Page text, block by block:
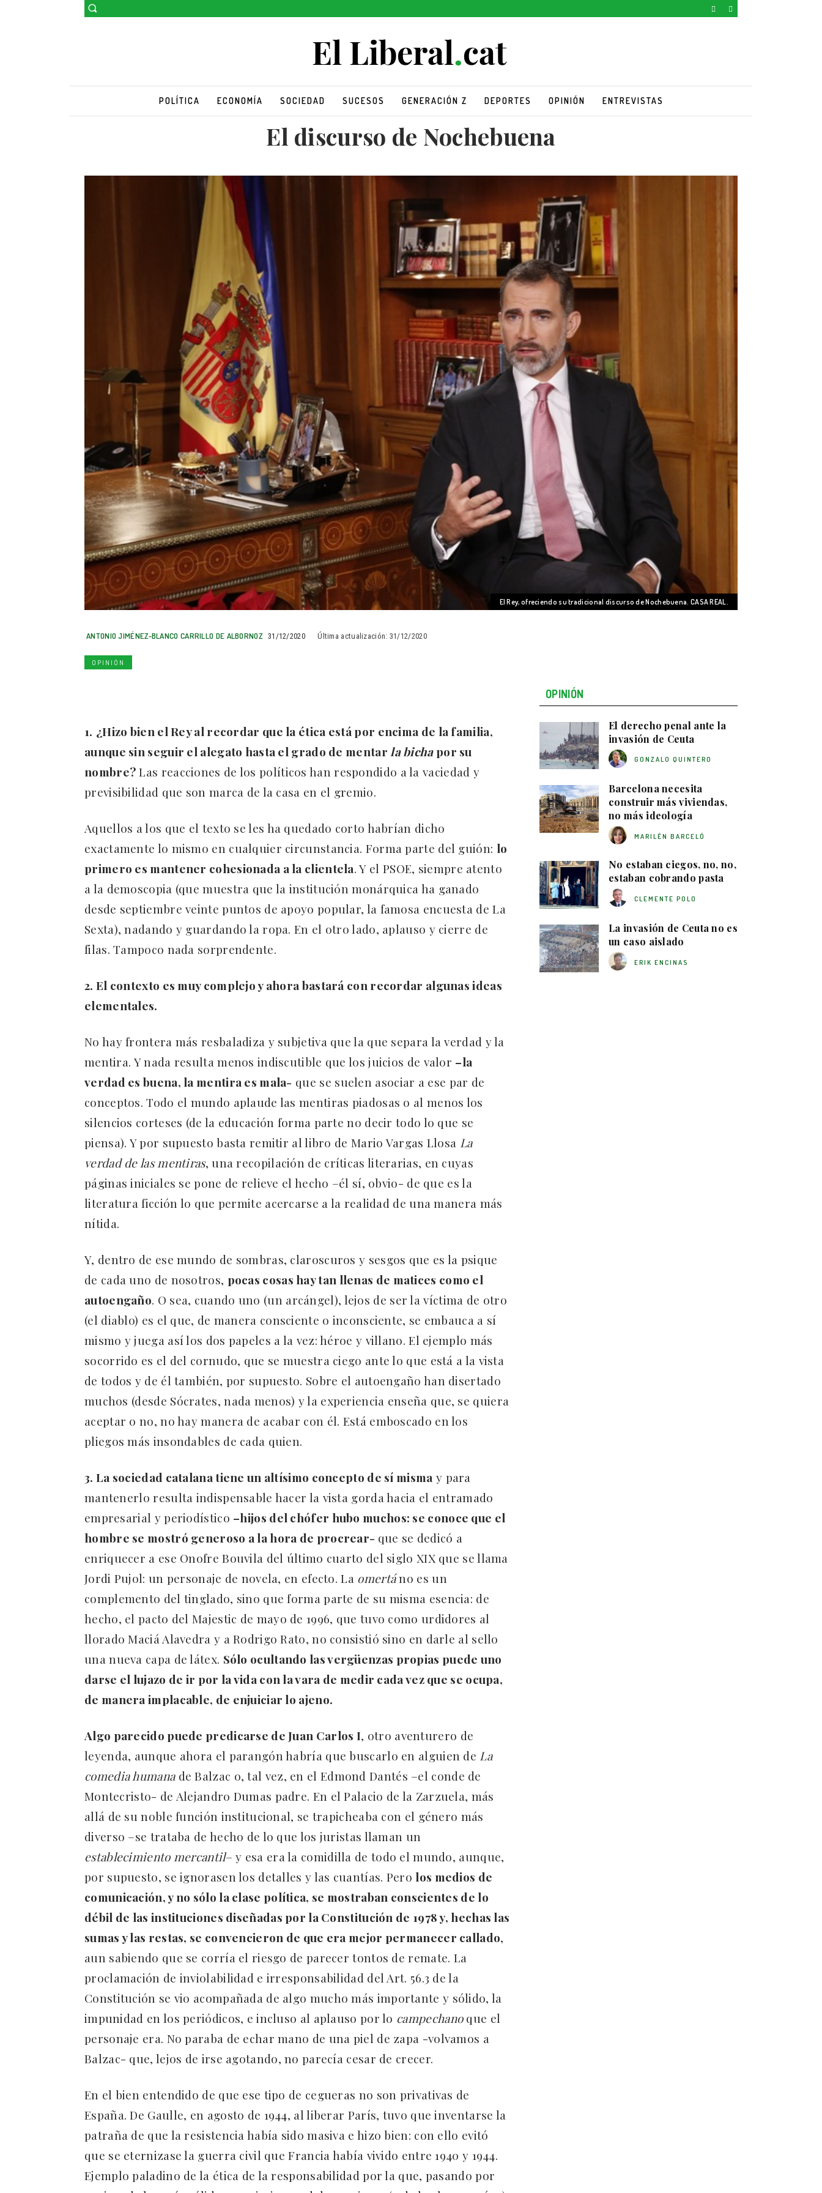
POLÍTICA ECONOMÍA SOCIEDAD SUCESOS GENERACIÓN Z DEPORTES OPINIÓN ENTREVISTAS
El discurso de Nochebuena
El Rey, ofreciendo su tradicional discurso de Nochebuena. CASA REAL.
ANTONIO JIMÉNEZ-BLANCO CARRILLO DE ALBORNOZ 31/12/2020 Última actualización: 31/12/2020
OPINIÓN
1. ¿Hizo bien el Rey al recordar que la ética está por encima de la familia,
aunque sin seguir el alegato hasta el grado de mentar la bichapor su
nombre?Las reacciones de los políticos han respondido a la vaciedad y
previsibilidad que son marca de la casa en el gremio.
Aquellos a los que el texto se les ha quedado corto habrían dicho
exactamente lo mismo en cualquier circunstancia. Forma parte del guión: lo
primero es mantener cohesionada a la clientela. Y el PSOE, siempre atento
a la demoscopia (que muestra que la institución monárquica ha ganado
desde septiembre veinte puntos de apoyo popular, la famosa encuesta de La
Sexta), nadando y guardando la ropa. En el otro lado, aplauso y cierre de
filas. Tampoco nada sorprendente.
2. El contexto es muy complejo y ahora bastará con recordar algunas ideas
elementales.
No hay frontera más resbaladiza y subjetiva que la que separa la verdad y la
mentira. Y nada resulta menos indiscutible que los juicios de valor –la
verdad es buena, la mentira es mala- que se suelen asociar a ese par de
conceptos. Todo el mundo aplaude las mentiras piadosas o al menos los
silencios corteses (de la educación forma parte no decir todo lo que se
piensa). Y por supuesto basta remitir al libro de Mario Vargas Llosa La
verdad de las mentiras, una recopilación de críticas literarias, en cuyas
páginas iniciales se pone de relieve el hecho –él sí, obvio- de que es la
literatura ficción lo que permite acercarse a la realidad de una manera más
nítida.
Y, dentro de ese mundo de sombras, claroscuros y sesgos que es la psique
de cada uno de nosotros, pocas cosas hay tan llenas de matices como el
autoengaño. O sea, cuando uno (un arcángel), lejos de ser la víctima de otro
(el diablo) es el que, de manera consciente o inconsciente, se embauca a sí
mismo y juega así los dos papeles a la vez: héroe y villano. El ejemplo más
socorrido es el del cornudo, que se muestra ciego ante lo que está a la vista
de todos y de él también, por supuesto. Sobre el autoengaño han disertado
muchos (desde Sócrates, nada menos) y la experiencia enseña que, se quiera
aceptar o no, no hay manera de acabar con él. Está emboscado en los
pliegos más insondables de cada quien.
3. La sociedad catalana tiene un altísimo concepto de sí misma y para
mantenerlo resulta indispensable hacer la vista gorda hacia el entramado
empresarial y periodístico –hijos del chófer hubo muchos: se conoce que el
hombre se mostró generoso a la hora de procrear- que se dedicó a
enriquecer a ese Onofre Bouvila del último cuarto del siglo XIX que se llama
Jordi Pujol: un personaje de novela, en efecto. La omertáno es un
complemento del tinglado, sino que forma parte de su misma esencia: de
hecho, el pacto del Majestic de mayo de 1996, que tuvo como urdidores al
llorado Maciá Alavedra y a Rodrigo Rato, no consistió sino en darle al sello
una nueva capa de látex. Sólo ocultando las vergüenzas propias puede uno
darse el lujazo de ir por la vida con la vara de medir cada vez que se ocupa,
de manera implacable, de enjuiciar lo ajeno.
Algo parecido puede predicarse de Juan Carlos I, otro aventurero de
leyenda, aunque ahora el parangón habría que buscarlo en alguien de La
comedia humanade Balzac o, tal vez, en el Edmond Dantés –el conde de
Montecristo- de Alejandro Dumas padre. En el Palacio de la Zarzuela, más
allá de su noble función institucional, se trapicheaba con el género más
diverso –se trataba de hecho de lo que los juristas llaman un
establecimiento mercantil– y esa era la comidilla de todo el mundo, aunque,
por supuesto, se ignorasen los detalles y las cuantías. Pero los medios de
comunicación, y no sólo la clase política, se mostraban conscientes de lo
débil de las instituciones diseñadas por la Constitución de 1978 y, hechas las
sumas y las restas, se convencieron de que era mejor permanecer callado,
aun sabiendo que se corría el riesgo de parecer tontos de remate. La
proclamación de inviolabilidad e irresponsabilidad del Art. 56.3 de la
Constitución se vio acompañada de algo mucho más importante y sólido, la
impunidad en los periódicos, e incluso al aplauso por lo campechanoque el
personaje era. No paraba de echar mano de una piel de zapa -volvamos a
Balzac- que, lejos de irse agotando, no parecía cesar de crecer.
En el bien entendido de que ese tipo de cegueras no son privativas de
España. De Gaulle, en agosto de 1944, al liberar París, tuvo que inventarse la
patraña de que la resistencia había sido masiva e hizo bien: con ello evitó
que se eternizase la guerra civil que Francia había vivido entre 1940 y 1944.
Ejemplo paladino de la ética de la responsabilidad por la que, pasando por
OPINIÓN
El derecho penal ante la
invasión de Ceuta
GONZALO QUINTERO
Barcelona necesita
construir más viviendas,
no más ideología
MARILÉN BARCELÓ
No estaban ciegos, no, no,
estaban cobrando pasta
CLEMENTE POLO
La invasión de Ceuta no es
un caso aislado
ERIK ENCINAS